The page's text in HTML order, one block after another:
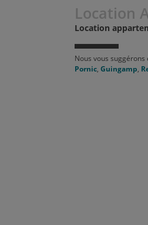
Location
Location
Nous vous
Pornic, Guingamp,